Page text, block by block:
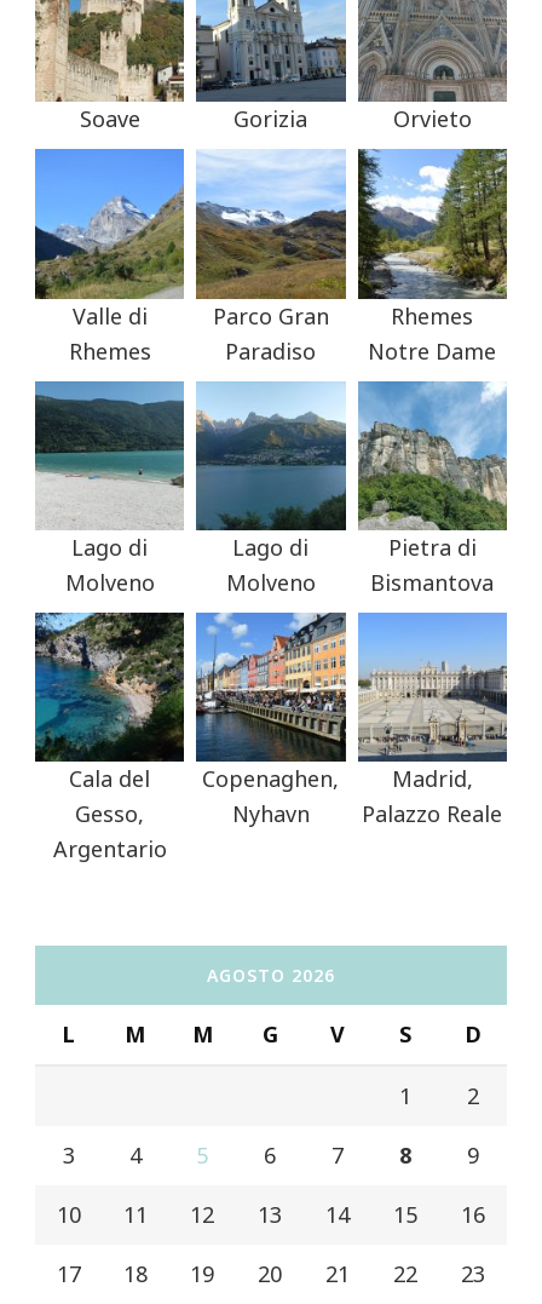
Soave Gorizia Orvieto
Valle di
Rhemes
Parco Gran
Paradiso
Rhemes
Notre Dame
Lago di
Molveno
Lago di
Molveno
Pietra di
Bismantova
Cala del
Gesso,
Argentario
Copenaghen,
Nyhavn
Madrid,
Palazzo Reale
AGOSTO 2026
L M M G V S D
1 2
3 4 5 6 7 8 9
10 11 12 13 14 15 16
17 18 19 20 21 22 23